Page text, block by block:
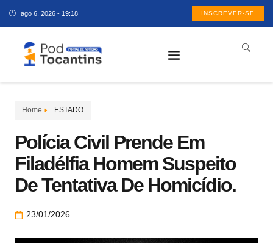
ago 6, 2026 - 19:18 INSCREVER-SE
Home ESTADO
Polícia Civil Prende Em
Filadélfia Homem Suspeito
De Tentativa De Homicídio.
23/01/2026